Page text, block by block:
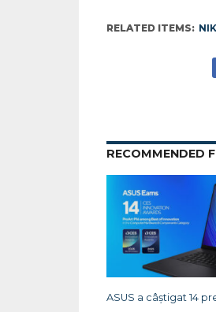
RELATED ITEMS:
RECOMMENDED
ASUS a câștigat 14